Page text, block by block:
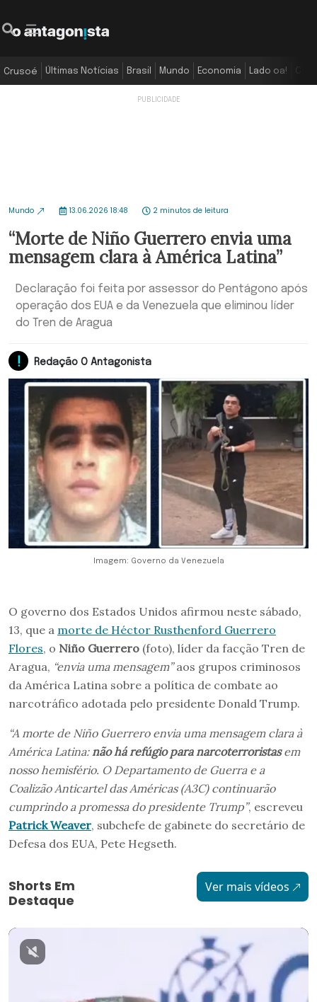
Crusoé Últimas Notícias Brasil Mundo Economia Lado oa!
Mundo 13.06.2026 18:48 2 minutos de leitura
“Morte de Niño Guerrero envia uma
mensagem clara à América Latina”
Declaração foi feita por assessor do Pentágono após
operação dos EUA e da Venezuela que eliminou líder
do Tren de Aragua
Redação O Antagonista
Imagem: Governo da Venezuela
O governo dos Estados Unidos afirmou neste sábado,
13, que a morte de Héctor Rusthenford Guerrero
Flores, o Niño Guerrero (foto), líder da facção Tren de
Aragua, “envia uma mensagem”aos grupos criminosos
da América Latina sobre a política de combate ao
narcotráfico adotada pelo presidente Donald Trump.
“A morte de Niño Guerrero envia uma mensagem clara à
América Latina:não há refúgio para narcoterroristasem
nosso hemisfério. O Departamento de Guerra e a
Coalizão Anticartel das Américas (A3C) continuarão
cumprindo a promessa do presidente Trump”, escreveu
Patrick Weaver, subchefe de gabinete do secretário de
Defesa dos EUA, Pete Hegseth.
Shorts Em
Destaque
Ver mais vídeos